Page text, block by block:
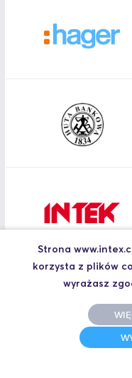
Strona
korzysta z plików
wyrażasz